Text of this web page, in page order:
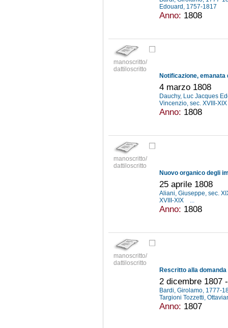
Edouard, 1757-1817
Anno: 1808
manoscritto/
dattiloscritto
4 marzo 1808
Dauchy, Luc Jacques
Vincenzio, sec. XVIII-XIX
Anno: 1808
manoscritto/
dattiloscritto
25 aprile 1808
Aliani, Giuseppe, sec.
XVIII-XIX
...
Anno: 1808
manoscritto/
dattiloscritto
2 dicembre 1807
Bardi, Girolamo, 1777-
Targioni Tozzetti,
Anno: 1807